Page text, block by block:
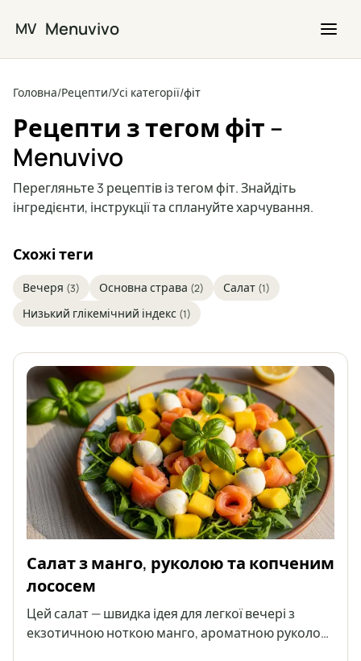
MV Menuvivo
Головна/Рецепти/Усі категорії/фіт
Рецепти з тегом фіт –
Menuvivo
Перегляньте 3 рецептів із тегом фіт. Знайдіть
інгредієнти, інструкції та сплануйте харчування.
Схожі теги
Вечеря (3) Основна страва (2) Салат (1)
Низький глікемічний індекс (1)
Салат з манго, руколою та копченим
лососем
Цей салат — швидка ідея для легкої вечері з
екзотичною ноткою манго, ароматною руколою,